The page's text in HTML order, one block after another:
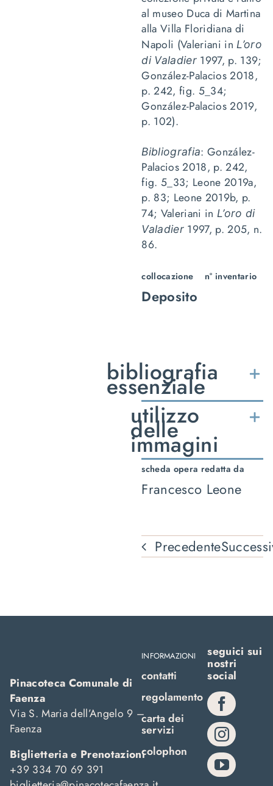
al museo Duca di Martina
alla Villa Floridiana di
Napoli (Valeriani in L’oro
di Valadier 1997, p. 139;
González-Palacios 2018,
p. 242, fig. 5_34;
González-Palacios 2019,
p. 102).
Bibliografia: González-
Palacios 2018, p. 242,
fig. 5_33; Leone 2019a,
p. 83; Leone 2019b, p.
74; Valeriani in L’oro di
Valadier 1997, p. 205, n.
86.
collocazione
Deposito
n° inventario
bibliografia
essenziale
utilizzo
delle
immagini
scheda opera redatta da
Francesco Leone
Precedente
Pinacoteca Comunale di
Faenza
Via S. Maria dell’Angelo 9 –
Faenza
Biglietteria e Prenotazioni
+39 334 70 69 391
INFORMAZIONI
contatti
regolamento
carta dei
servizi
colophon
seguici sui
nostri
social